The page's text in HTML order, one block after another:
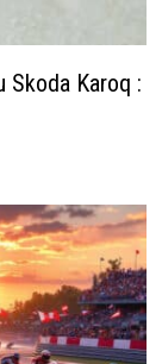
Skoda Karoq :